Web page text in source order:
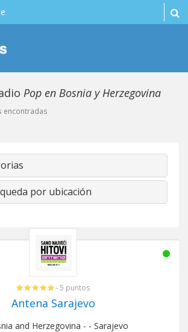
Pop en Bosnia y Herzegovina
encontradas
por ubicación
- 5 puntos
Antena Sarajevo
and Herzegovina - - Sarajevo